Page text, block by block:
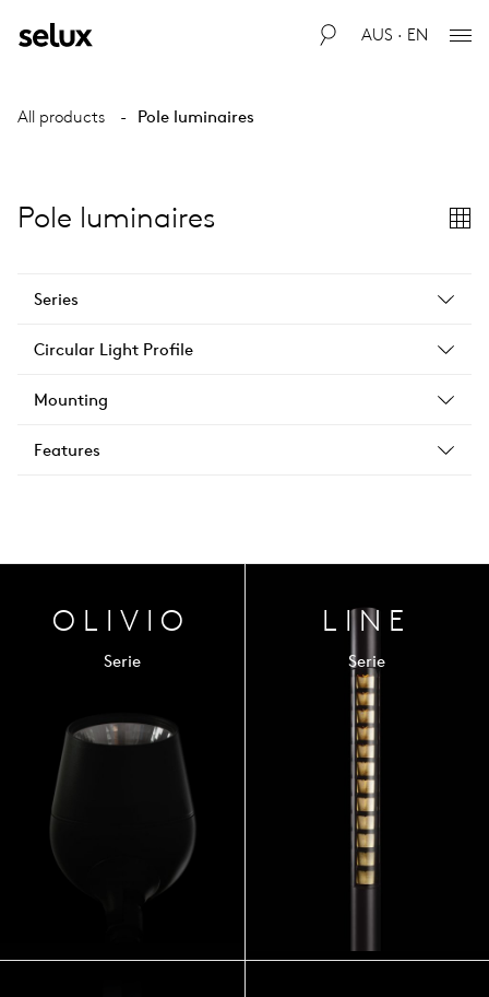
AUS · EN
All products Pole luminaires
Pole luminaires
Series
Circular Light Profile
Mounting
Features
OLIVIO
Serie
LINE
Serie